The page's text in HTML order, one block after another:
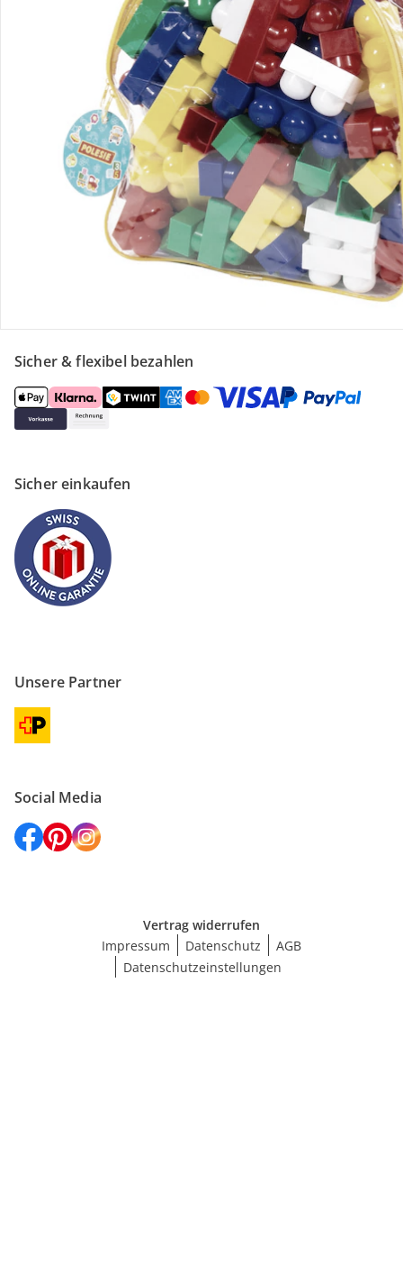
Retoure & Reklamation
Gutscheine & Aktionen
Kontakt & Service
Filialen & Beratung
Sicher & flexibel bezahlen
Sicher einkaufen
Unsere Partner
Social Media
Vertrag widerrufen
Impressum
Datenschutz
AGB
Datenschutzeinstellungen